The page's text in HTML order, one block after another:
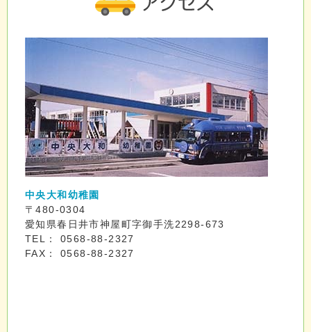
中央大和幼稚園
〒480-0304
愛知県春日井市神屋町字御手洗2298-673
TEL： 0568-88-2327
FAX： 0568-88-2327